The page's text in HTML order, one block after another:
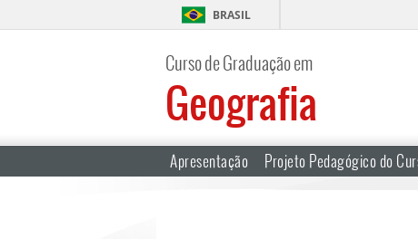
BRASIL
Curso de Graduação em
Geografia
Apresentação Projeto Pedagógico do